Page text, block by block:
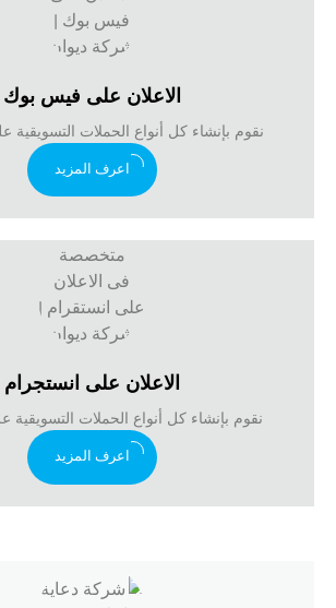
الاعلان على فيس بوك
نقوم بإنشاء كل أنواع الحملات
اعرف المزيد
الاعلان على انستجرام
نقوم بإنشاء كل أنواع الحملات التسويقية
اعرف المزيد